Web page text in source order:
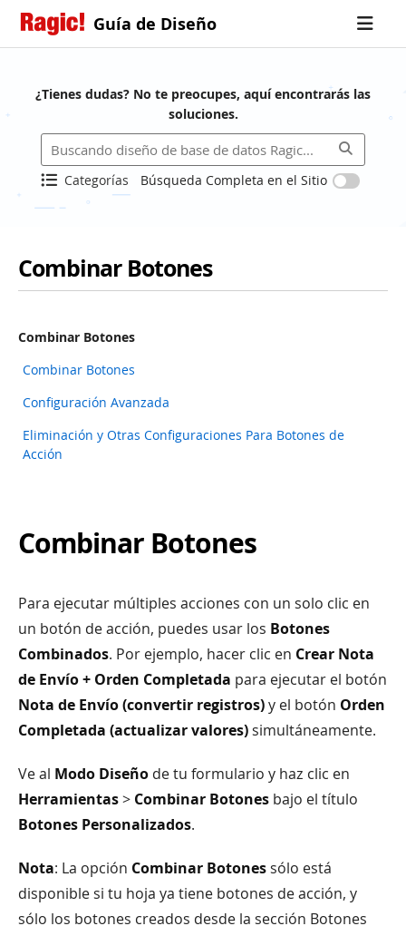
Guía de Diseño
¿Tienes dudas? No te preocupes, aquí encontrarás las
soluciones.
Categorías Búsqueda Completa en el Sitio
Combinar Botones
Combinar Botones
Combinar Botones
Configuración Avanzada
Eliminación y Otras Configuraciones Para Botones de
Acción
Combinar Botones
Para ejecutar múltiples acciones con un solo clic en
un botón de acción, puedes usar los Botones
Combinados. Por ejemplo, hacer clic en Crear Nota
de Envío + Orden Completada para ejecutar el botón
Nota de Envío (convertir registros)y el botón Orden
Completada (actualizar valores)simultáneamente.
Ve al Modo Diseño de tu formulario y haz clic en
Herramientas> Combinar Botones bajo el título
Botones Personalizados.
Nota: La opción Combinar Botonessólo está
disponible si tu hoja ya tiene botones de acción, y
sólo los botones creados desde la sección Botones